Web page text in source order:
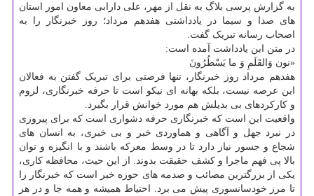
به گزارش پرسی بلاگ به نقل از مهر، علی دارابی معاون امور استان
های صدا و سیما در یادداشتی هفدهم مرداد؛ روز خبرنگار را به
اصحاب رسانه تبریک گفت.
در متن این یادداشت آمده است:
«نون وَالقَلَمِ وَ ما یَسْطُرُونَ
هفدهم مرداد روز خبرنگار، تنها فرصتی برای تبریک گفتن به فعالان
این عرصه نیست، بلکه بهانه ای نیکو است تا حرفه خبرنگاری، لزوم
و کارکردهای بی بدیلش هم مورد خوانش قرار بگیرد.
واقعیت این است که خبرنگاری حرفه دشواری است که برای پیروزی
در نبرد جهل و آگاهی و هماوردی خبر و بی خبری، به انسان های
شجاع و جسور نیاز دارد تا در وسط معرکه باشند و با انگیزه و توان
بالا پی فهم ماجرا و کشف حقیقت بدوند. از این حیث، محافظه کاری،
یکی از بزرگترین مصائب و صدمه های حوزه خبر است که خبرنگار را
تا مرز خودسانسوری پیش می برد. احتیاط همیشه و همه جا و در هر